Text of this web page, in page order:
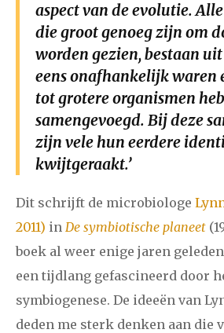
december
2018
januari februari maart april
augustus september oktober
december
2017
januari
augustus september oktober
2016 augustus september oktober
aspect van de evolutie.
die groot genoeg zijn om
worden gezien, bestaan
eens onafhankelijk waren
tot grotere organismen
samengevoegd. Bij deze
zijn vele hun eerdere
kwijtgeraakt.’
Dit schrijft de microbiologe
2011) in De symbiotische planeet
boek al weer enige jaren
een tijdlang gefascineerd door
symbiogenese. De ideeën van
deden me sterk denken aan die